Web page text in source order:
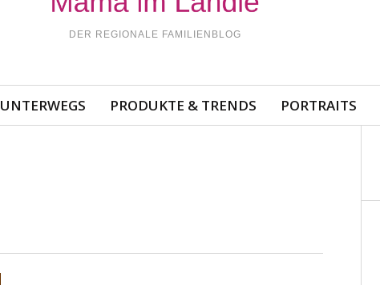
DER REGIONALE FAMILIENBLOG
UNTERWEGS PRODUKTE & TRENDS PORTRAITS